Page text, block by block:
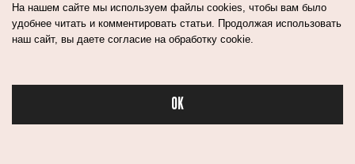
Бьюти в спорте
печени и цирроза, алкоголь является фактором
риска и многих разных видов рака. Кроме того,
кровяным давлением, способным привести
к сердечно-сосудистым заболеваниям, вероятно,
деменции и, вне всякого сомнения, инсульту.
На нашем сайте мы используем файлы cookies, чтобы вам было
удобнее читать и комментировать статьи. Продолжая использовать
наш сайт, вы даете согласие на обработку cookie.
OK